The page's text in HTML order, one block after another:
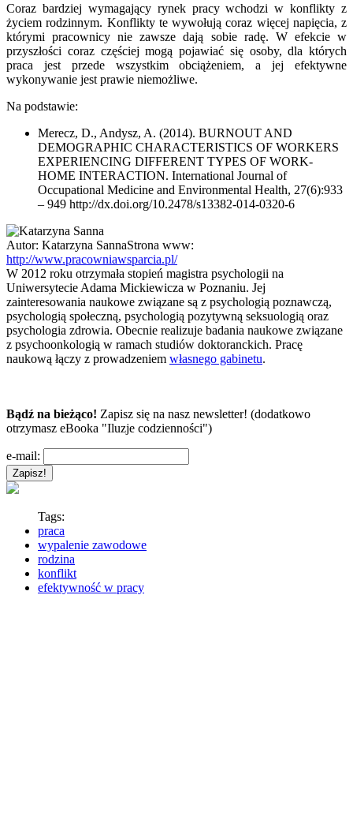
Coraz bardziej wymagający rynek pracy wchodzi w konflikty z
życiem rodzinnym. Konflikty te wywołują coraz więcej napięcia, z
którymi pracownicy nie zawsze dają sobie radę. W efekcie w
przyszłości coraz częściej mogą pojawiać się osoby, dla których
praca jest przede wszystkim obciążeniem, a jej efektywne
wykonywanie jest prawie niemożliwe.
Na podstawie:
Merecz, D., Andysz, A. (2014). BURNOUT AND
DEMOGRAPHIC CHARACTERISTICS OF WORKERS
EXPERIENCING DIFFERENT TYPES OF WORK-
HOME INTERACTION. International Journal of
Occupational Medicine and Environmental Health, 27(6):933
– 949 http://dx.doi.org/10.2478/s13382-014-0320-6
Autor: Katarzyna SannaStrona www:
http://www.pracowniawsparcia.pl/
W 2012 roku otrzymała stopień magistra psychologii na
Uniwersytecie Adama Mickiewicza w Poznaniu. Jej
zainteresowania naukowe związane są z psychologią poznawczą,
psychologią społeczną, psychologią pozytywną seksuologią oraz
psychologia zdrowia. Obecnie realizuje badania naukowe związane
z psychoonkologią w ramach studiów doktoranckich. Pracę
naukową łączy z prowadzeniem własnego gabinetu.
Bądź na bieżąco! Zapisz się na nasz newsletter! (dodatkowo
otrzymasz eBooka "Iluzje codzienności")
e-mail:
Tags:
praca
wypalenie zawodowe
rodzina
konflikt
efektywność w pracy